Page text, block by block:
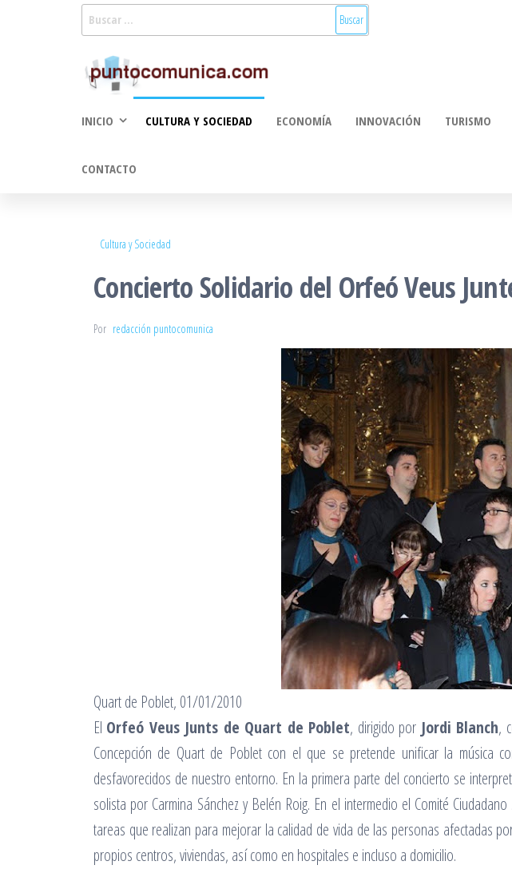
2.0
economía,
INICIO CULTURA Y SOCIEDAD ECONOMÍA INNOVACIÓN TURISMO
CONTACTO
Cultura y Sociedad
Concierto Solidario del Orfeó Veus
Por redacción puntocomunica
Quart de Poblet, 01/01/2010
El Orfeó Veus Junts de Quart de Poblet, dirigido por Jordi Blanch,
Concepción de Quart de Poblet con el que se pretende unificar la música
desfavorecidos de nuestro entorno. En la primera parte del concierto se
solista por Carmina Sánchez y Belén Roig. En el intermedio el Comité
tareas que realizan para mejorar la calidad de vida de las personas afectadas
propios centros, viviendas, así como en hospitales e incluso a domicilio.